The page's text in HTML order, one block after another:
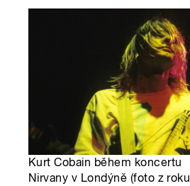
Kurt Cobain během koncertu
Nirvany v Londýně (foto z roku